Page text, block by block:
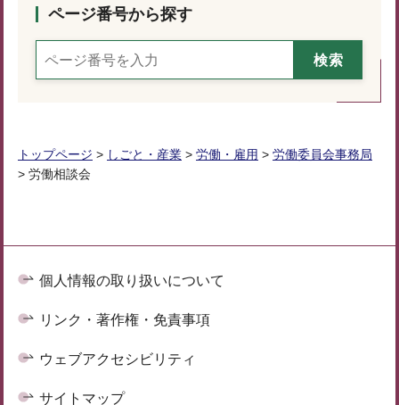
ページ番号から探す
トップページ > しごと・産業 > 労働・雇用 > 労働委員会事務局
> 労働相談会
個人情報の取り扱いについて
リンク・著作権・免責事項
ウェブアクセシビリティ
サイトマップ